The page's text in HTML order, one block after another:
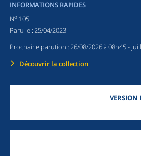
INFORMATIONS RAPIDES
No 105
Paru le : 25/04/2023
Prochaine parution : 26/08/2026 à 08h45-
Découvrir la collection
VERSION